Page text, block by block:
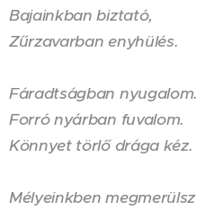
Bajainkban biztató,
Zűrzavarban enyhülés.
Fáradtságban nyugalom.
Forró nyárban fuvalom.
Könnyet törlő drága kéz.
Mélyeinkben megmerülsz